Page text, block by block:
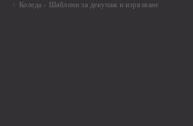
Коледа - Шаблони за декупаж и изрязване